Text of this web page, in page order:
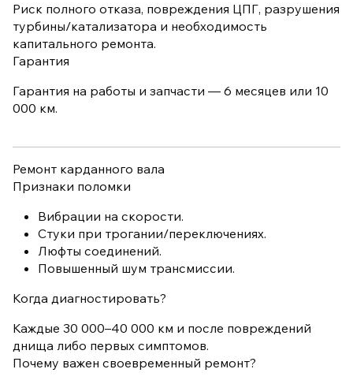
Риск полного отказа, повреждения ЦПГ, разрушения
турбины/катализатора и необходимость
капитального ремонта.
Гарантия
Гарантия на работы и запчасти — 6 месяцев или 10
000 км.
Ремонт карданного вала
Признаки поломки
Вибрации на скорости.
Стуки при трогании/переключениях.
Люфты соединений.
Повышенный шум трансмиссии.
Когда диагностировать?
Каждые 30 000–40 000 км и после повреждений
днища либо первых симптомов.
Почему важен своевременный ремонт?